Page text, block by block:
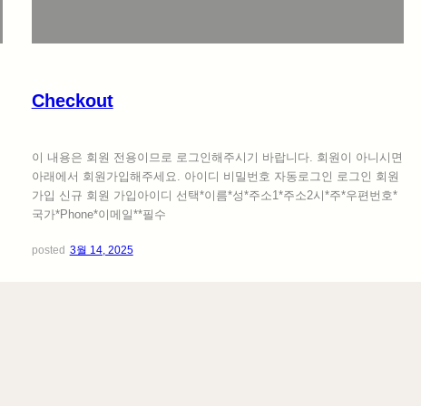
o
Checkout
이 내용은 회원 전용이므로 로그인해주시기 바랍니다. 회원이 아니시면
아래에서 회원가입해주세요. 아이디 비밀번호 자동로그인 로그인 회원
가입 신규 회원 가입아이디 선택*이름*성*주소1*주소2시*주*우편번호*
국가*Phone*이메일**필수
posted 3월 14, 2025